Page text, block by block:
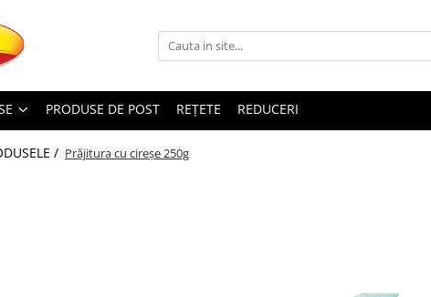
PRODUSE DE POST REȚETE REDUCERI
/ Prăjitura cu cireșe 250g